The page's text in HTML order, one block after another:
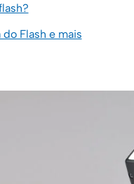
Flash e mais